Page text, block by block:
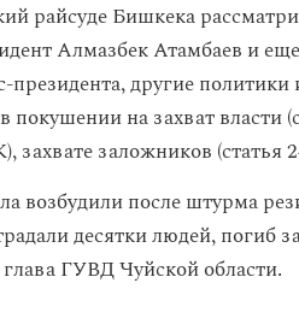
райсуде Бишкека
Алмазбек Атамбаев и
президента, другие
в покушении на захват власти
захвате заложников (статья
возбудили после штурма
десятки людей, погиб
ГУВД Чуйской области.